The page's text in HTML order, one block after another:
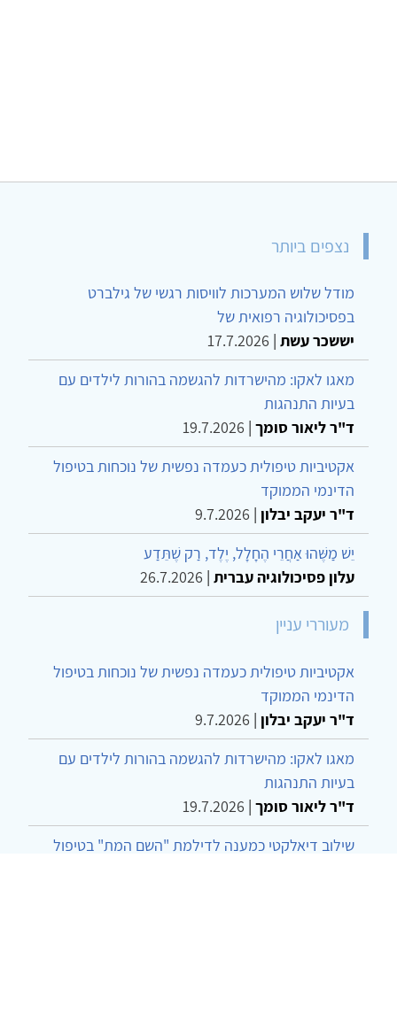
נצפים ביותר
מודל שלוש המערכות לוויסות רגשי של גילברט
בפסיכולוגיה רפואית של
יששכר עשת |
17.7.2026
מאגו לאקו: מהישרדות להגשמה בהורות לילדים עם
בעיות התנהגות
ד"ר ליאור סומך |
19.7.2026
אקטיביות טיפולית כעמדה נפשית של נוכחות בטיפול
הדינמי הממוקד
ד"ר יעקב יבלון |
9.7.2026
יֵשׁ מַשֶּׁהוּ אַחֲרֵי הֶחָלָל, יֶלֶד, רַק שֶׁתֵּדַע
עלון פסיכולוגיה עברית |
26.7.2026
מעוררי עניין
אקטיביות טיפולית כעמדה נפשית של נוכחות בטיפול
הדינמי הממוקד
ד"ר יעקב יבלון |
9.7.2026
מאגו לאקו: מהישרדות להגשמה בהורות לילדים עם
בעיות התנהגות
ד"ר ליאור סומך |
19.7.2026
שילוב דיאלקטי כמענה לדילמת "השם המת" בטיפול